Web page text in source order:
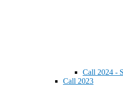
Call 2024 -
Call 2023